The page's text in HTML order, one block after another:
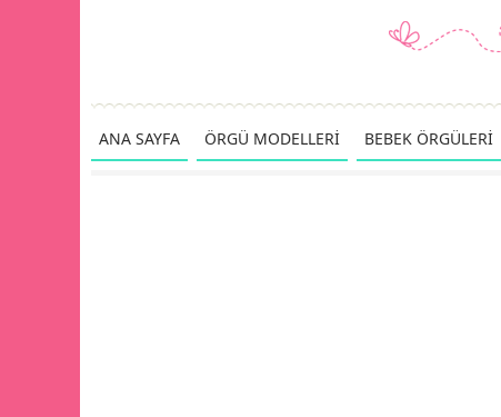
ANA SAYFA ÖRGÜ MODELLERİ BEBEK ÖRGÜLERİ